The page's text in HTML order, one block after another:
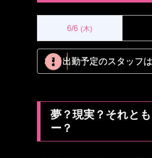
6/6 (木)
本日出勤予定のスタッフ
夢？現実？それと
ー？